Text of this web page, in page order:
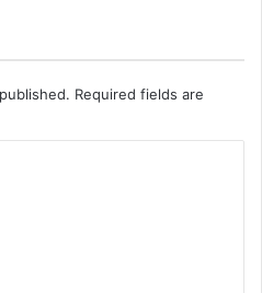
Required fields are